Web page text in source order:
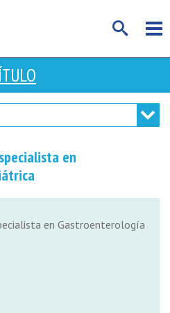
en
en Gastroenterología